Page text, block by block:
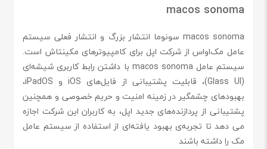
macos sonoma
macos sonoma سونوما انتشار بزرگ و انتشار فعلی سیستم
عامل مک‌اواس از شرکت اپل برای کامپیوترهای مکینتاش است.
سیستم عامل macos sonoma با داشتن رابط کاربری شیشه‌ای
(Glass UI)، قابلیت پشتیبانی از فایل‌های iOS و iPadOS،
بهبودهای چشمگیر در زمینه امنیت و حریم خصوصی و همچنین
پشتیبانی از پردازنده‌های جدید اپل، به کاربران این شرکت اجازه
می دهد تا تجربه‌ی بهبود یافته‌ای از استفاده از سیستم عامل
مک را داشته باشند